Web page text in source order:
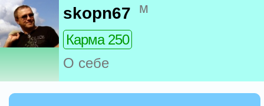
skopn67 м
Карма 250
О себе